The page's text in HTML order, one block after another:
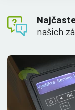
našich